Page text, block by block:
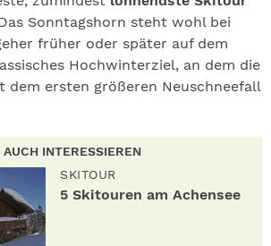
Sonntagshorn steht wohl bei
früher oder später auf dem
Hochwinterziel, an dem die
dem ersten größeren Neuschneefall
INTERESSIEREN
SKITOUR
5 Skitouren am Achensee